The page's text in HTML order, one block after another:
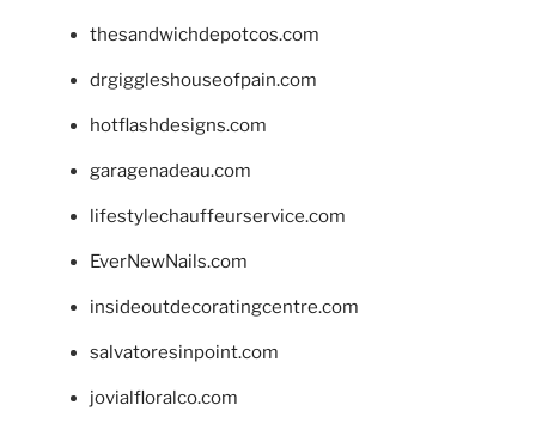
thesandwichdepotcos.com
drgiggleshouseofpain.com
hotflashdesigns.com
garagenadeau.com
lifestylechauffeurservice.com
EverNewNails.com
insideoutdecoratingcentre.com
salvatoresinpoint.com
jovialfloralco.com